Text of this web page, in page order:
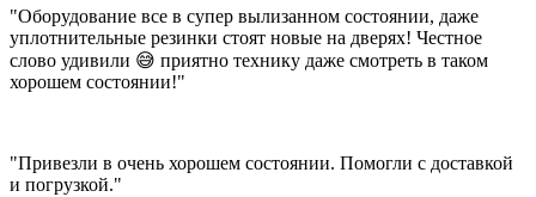
"Оборудование все в супер вылизанном состоянии, даже
уплотнительные резинки стоят новые на дверях! Честное
слово удивили 😅 приятно технику даже смотреть в таком
хорошем состоянии!"
"Привезли в очень хорошем состоянии. Помогли с доставкой
и погрузкой."